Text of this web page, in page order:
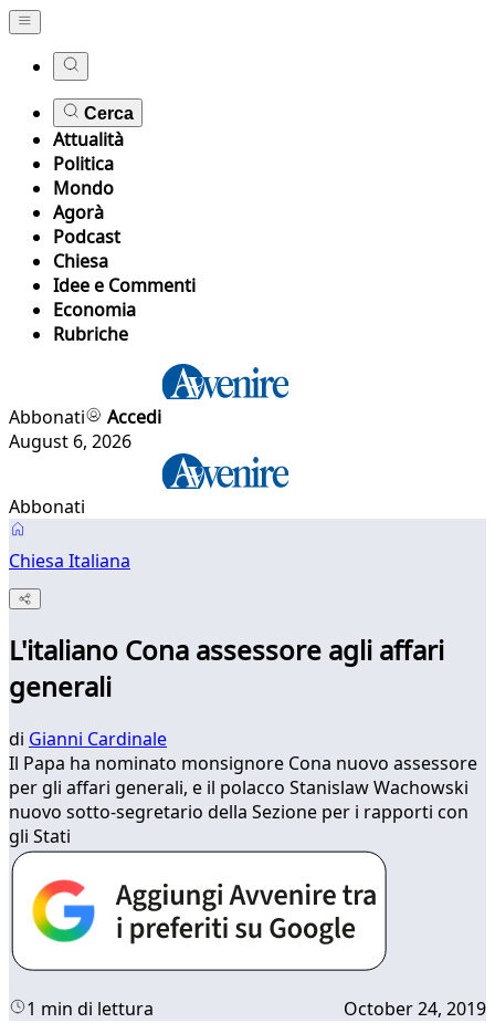
Cerca
Attualità
Politica
Mondo
Agorà
Podcast
Chiesa
Idee e Commenti
Economia
Rubriche
Abbonati
Accedi
August 6, 2026
Abbonati
Chiesa Italiana
L'italiano Cona assessore agli affari
generali
di Gianni Cardinale
Il Papa ha nominato monsignore Cona nuovo assessore
per gli affari generali, e il polacco Stanislaw Wachowski
nuovo sotto-segretario della Sezione per i rapporti con
gli Stati
1 min di lettura October 24, 2019